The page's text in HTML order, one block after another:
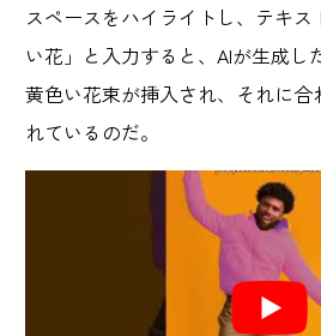
スペースをハイライトし、テキ
い花」と入力すると、AIが生成し
黄色い花束が挿入され、それに合
れているのだ。